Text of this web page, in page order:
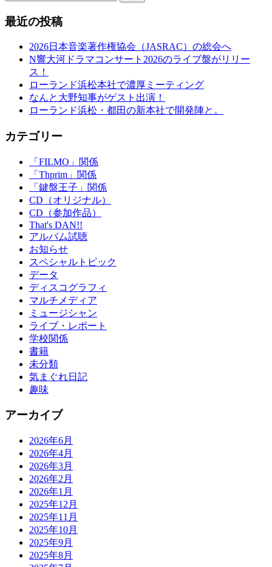
最近の投稿
2026日本音楽著作権協会（JASRAC）の総会へ
N響大河ドラマコンサート2026のライブ盤がリリー
ス！
ローランド浜松本社で濃厚ミーティング
なんと大野知事がゲスト出演！
ローランド浜松・都田の新本社で開発陣と。
カテゴリー
「FILMO」関係
「Thprim」関係
「鍵盤王子」関係
CD（オリジナル）
CD（参加作品）
That's DAN!!
アルバム試聴
お知らせ
スペシャルトピック
データ
ディスコグラフィ
マルチメディア
ミュージシャン
ライブ・レポート
学校関係
書籍
未分類
気まぐれ日記
趣味
アーカイブ
2026年6月
2026年4月
2026年3月
2026年2月
2026年1月
2025年12月
2025年11月
2025年10月
2025年9月
2025年8月